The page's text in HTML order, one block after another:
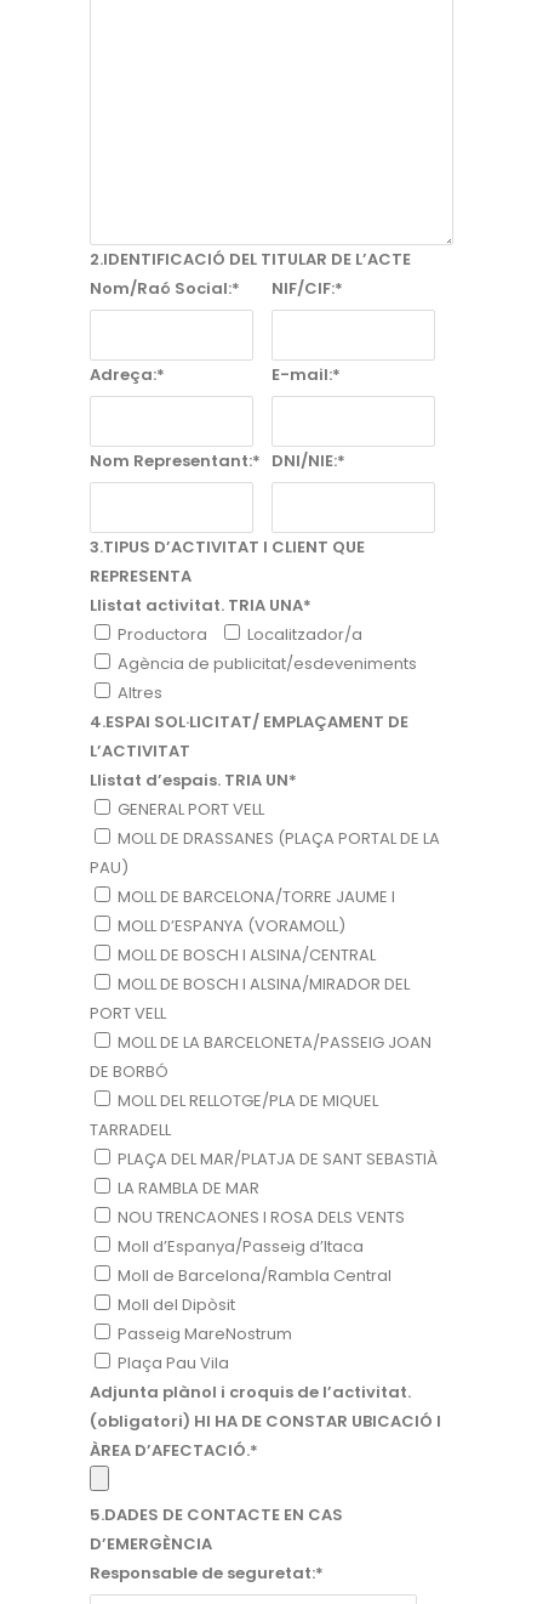
2.IDENTIFICACIÓ DEL TITULAR DE L’ACTE
Nom/Raó Social:*
NIF/CIF:*
Adreça:* E-mail:*
Nom Representant:* DNI/NIE:*
3.TIPUS D’ACTIVITAT I CLIENT QUE
REPRESENTA
Llistat activitat. TRIA UNA*
Productora
Localitzador/a
Agència de publicitat/esdeveniments
Altres
4.ESPAI SOL·LICITAT/ EMPLAÇAMENT DE
L’ACTIVITAT
Llistat d’espais. TRIA UN*
GENERAL PORT VELL
MOLL DE DRASSANES (PLAÇA PORTAL DE LA
PAU)
MOLL DE BARCELONA/TORRE JAUME I
MOLL D’ESPANYA (VORAMOLL)
MOLL DE BOSCH I ALSINA/CENTRAL
MOLL DE BOSCH I ALSINA/MIRADOR DEL
PORT VELL
MOLL DE LA BARCELONETA/PASSEIG JOAN
DE BORBÓ
MOLL DEL RELLOTGE/PLA DE MIQUEL
TARRADELL
PLAÇA DEL MAR/PLATJA DE SANT SEBASTIÀ
LA RAMBLA DE MAR
NOU TRENCAONES I ROSA DELS VENTS
Moll d’Espanya/Passeig d’Itaca
Moll de Barcelona/Rambla Central
Moll del Dipòsit
Passeig MareNostrum
Plaça Pau Vila
Adjunta plànol i croquis de l’activitat.
(obligatori) HI HA DE CONSTAR UBICACIÓ I
ÀREA D’AFECTACIÓ.*
5.DADES DE CONTACTE EN CAS
D’EMERGÈNCIA
Responsable de seguretat:*